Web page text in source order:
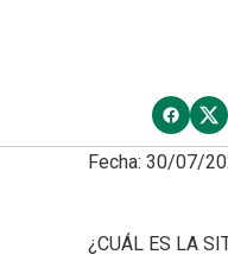
Fecha: 30/07/
¿CUÁL ES LA